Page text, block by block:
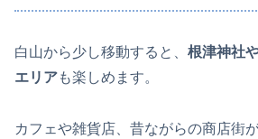
白山から少し移動すると、 根津神社
エリアも楽しめます。
カフェや雑貨店、昔ながらの商店街